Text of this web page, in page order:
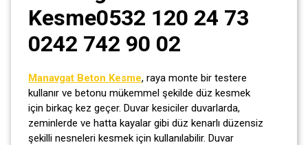
Kesme0532 120 24 73
0242 742 90 02
Manavgat Beton Kesme, raya monte bir testere
kullanır ve betonu mükemmel şekilde düz kesmek
için birkaç kez geçer. Duvar kesiciler duvarlarda,
zeminlerde ve hatta kayalar gibi düz kenarlı düzensiz
şekilli nesneleri kesmek için kullanılabilir. Duvar